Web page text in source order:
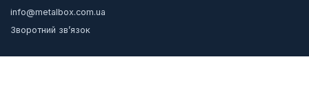
info@metalbox.com.ua
Зворотний зв’язок